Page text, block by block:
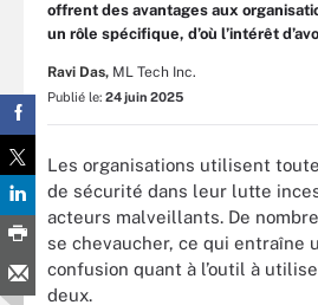
offrent des avantages aux
un rôle spécifique, d’où l’intérêt
Ravi Das, ML Tech Inc.
Publié le: 24 juin 2025
Les organisations utilisent
de sécurité dans leur lutte
acteurs malveillants. De
se chevaucher, ce qui entraîne
confusion quant à l’outil à
deux.